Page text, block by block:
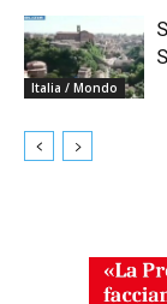
Italia / Mondo